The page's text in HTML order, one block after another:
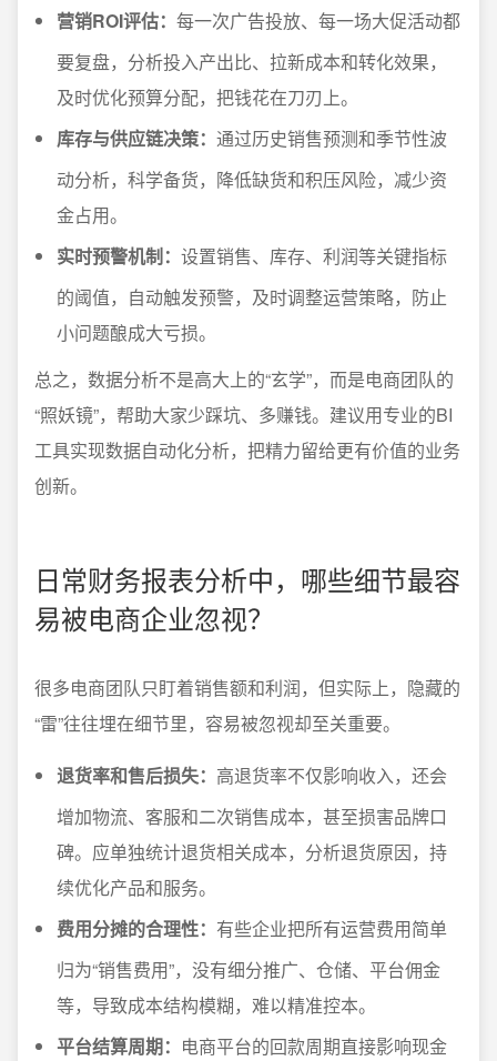
营销ROI评估： 每一次广告投放、每一场大促活动都
要复盘，分析投入产出比、拉新成本和转化效果，
及时优化预算分配，把钱花在刀刃上。
库存与供应链决策： 通过历史销售预测和季节性波
动分析，科学备货，降低缺货和积压风险，减少资
金占用。
实时预警机制： 设置销售、库存、利润等关键指标
的阈值，自动触发预警，及时调整运营策略，防止
小问题酿成大亏损。
总之，数据分析不是高大上的“玄学”，而是电商团队的
“照妖镜”，帮助大家少踩坑、多赚钱。建议用专业的BI
工具实现数据自动化分析，把精力留给更有价值的业务
创新。
日常财务报表分析中，哪些细节最容
易被电商企业忽视？
很多电商团队只盯着销售额和利润，但实际上，隐藏的
“雷”往往埋在细节里，容易被忽视却至关重要。
退货率和售后损失： 高退货率不仅影响收入，还会
增加物流、客服和二次销售成本，甚至损害品牌口
碑。应单独统计退货相关成本，分析退货原因，持
续优化产品和服务。
费用分摊的合理性： 有些企业把所有运营费用简单
归为“销售费用”，没有细分推广、仓储、平台佣金
等，导致成本结构模糊，难以精准控本。
平台结算周期： 电商平台的回款周期直接影响现金